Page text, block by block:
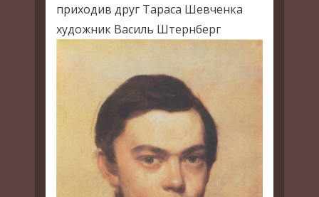
приходив друг Тараса Шевченка
художник Василь Штернберг